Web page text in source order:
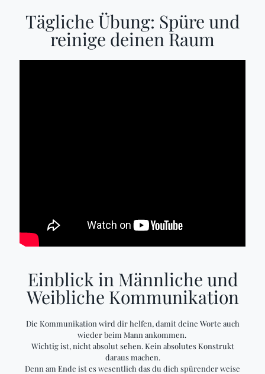
Tägliche Übung: Spüre und
reinige deinen Raum
Einblick in Männliche und
Weibliche Kommunikation
Die Kommunikation wird dir helfen, damit deine Worte auch
wieder beim Mann ankommen.
Wichtig ist, nicht absolut sehen. Kein absolutes Konstrukt
daraus machen.
Denn am Ende ist es wesentlich das du dich spürender weise